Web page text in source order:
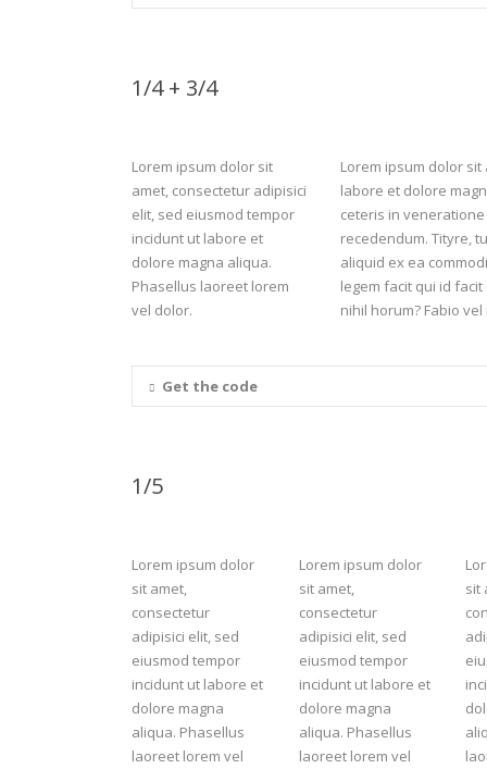
1/4 + 3/4
Lorem ipsum dolor sit
amet, consectetur adipisici
elit, sed eiusmod tempor
incidunt ut labore et
dolore magna aliqua.
Phasellus laoreet lorem
vel dolor.
Lorem ipsum dolor
labore et dolore
ceteris in
recedendum. Tityre,
aliquid ex ea
legem facit qui id
nihil horum? Fabio
Get the code
1/5
Lorem ipsum dolor
sit amet,
consectetur
adipisici elit, sed
eiusmod tempor
incidunt ut labore et
dolore magna
aliqua. Phasellus
laoreet lorem vel
Lorem ipsum dolor
sit amet,
consectetur
adipisici elit, sed
eiusmod tempor
incidunt ut labore et
dolore magna
aliqua. Phasellus
laoreet lorem vel
sit